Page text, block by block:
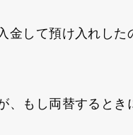
金して預け入れし
、もし両替すると